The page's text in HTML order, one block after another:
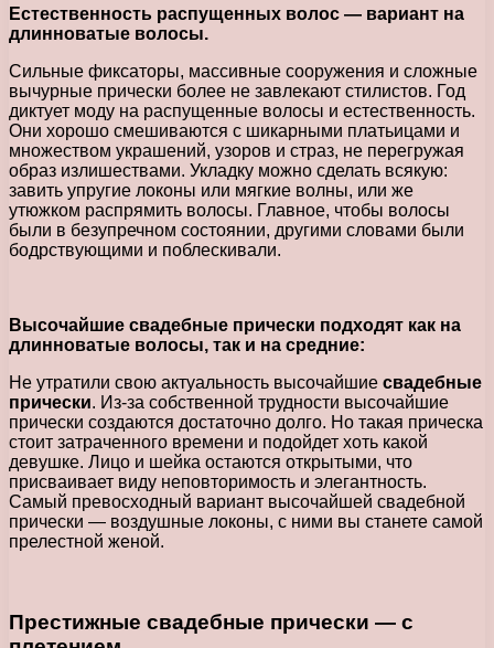
Естественность распущенных волос — вариант на
длинноватые волосы.
Сильные фиксаторы, массивные сооружения и сложные
вычурные прически более не завлекают стилистов. Год
диктует моду на распущенные волосы и естественность.
Они хорошо смешиваются с шикарными платьицами и
множеством украшений, узоров и страз, не перегружая
образ излишествами. Укладку можно сделать всякую:
завить упругие локоны или мягкие волны, или же
утюжком распрямить волосы. Главное, чтобы волосы
были в безупречном состоянии, другими словами были
бодрствующими и поблескивали.
Высочайшие свадебные прически подходят как на
длинноватые волосы, так и на средние:
Не утратили свою актуальность высочайшие свадебные
прически. Из-за собственной трудности высочайшие
прически создаются достаточно долго. Но такая прическа
стоит затраченного времени и подойдет хоть какой
девушке. Лицо и шейка остаются открытыми, что
присваивает виду неповторимость и элегантность.
Самый превосходный вариант высочайшей свадебной
прически — воздушные локоны, с ними вы станете самой
прелестной женой.
Престижные свадебные прически — с